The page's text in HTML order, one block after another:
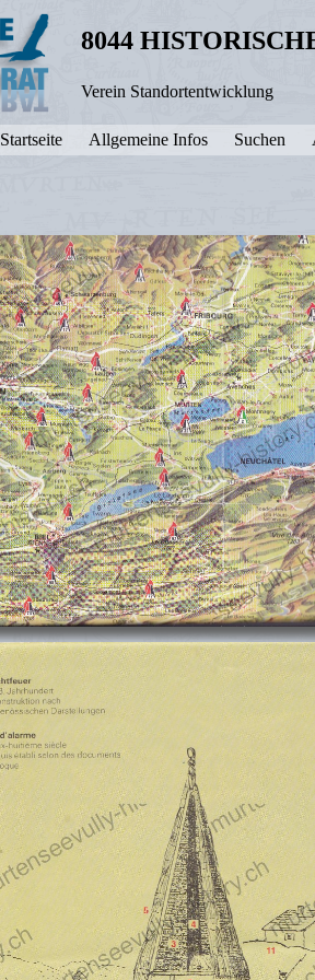
8044
Verein Standortentwicklung
Startseite Allgemeine Infos Suchen